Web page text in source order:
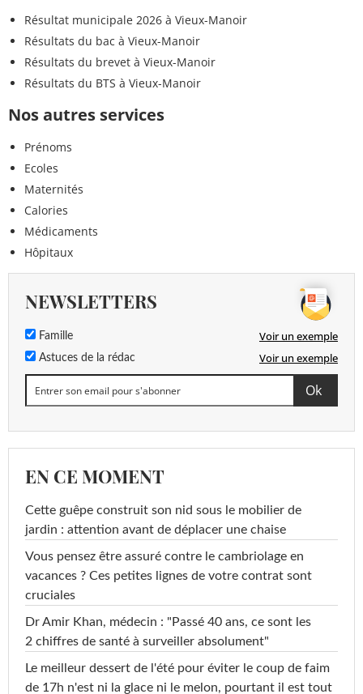
Résultat municipale 2026 à Vieux-Manoir
Résultats du bac à Vieux-Manoir
Résultats du brevet à Vieux-Manoir
Résultats du BTS à Vieux-Manoir
Nos autres services
Prénoms
Ecoles
Maternités
Calories
Médicaments
Hôpitaux
NEWSLETTERS
Famille Voir un exemple
Astuces de la rédac Voir un exemple
EN CE MOMENT
Cette guêpe construit son nid sous le mobilier de
jardin : attention avant de déplacer une chaise
Vous pensez être assuré contre le cambriolage en
vacances ? Ces petites lignes de votre contrat sont
cruciales
Dr Amir Khan, médecin : "Passé 40 ans, ce sont les
2 chiffres de santé à surveiller absolument"
Le meilleur dessert de l'été pour éviter le coup de faim
de 17h n'est ni la glace ni le melon, pourtant il est tout